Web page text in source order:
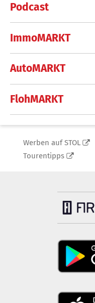
Podcast
ImmoMARKT
AutoMARKT
FlohMARKT
Werben auf STOL
Tourentipps